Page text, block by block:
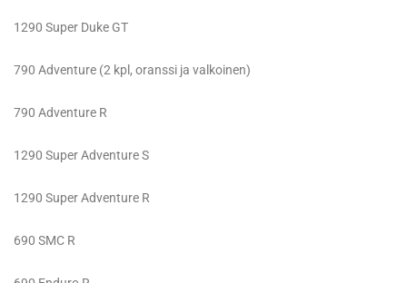
1290 Super Duke GT
790 Adventure (2 kpl, oranssi ja valkoinen)
790 Adventure R
1290 Super Adventure S
1290 Super Adventure R
690 SMC R